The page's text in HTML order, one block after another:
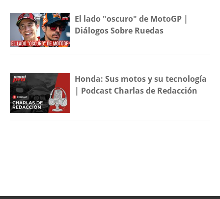
El lado "oscuro" de MotoGP |
Diálogos Sobre Ruedas
Honda: Sus motos y su tecnología
| Podcast Charlas de Redacción